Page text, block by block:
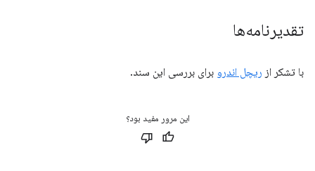
تقدیرنامه‌ها
با تشکر از ریچل اندرو برای بررسی این سند.
این مرور مفید بود؟